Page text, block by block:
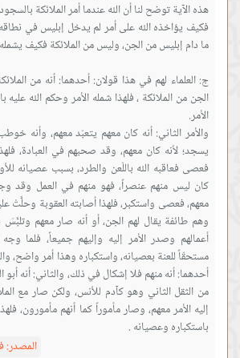
هذه الآية توضح لنا أن الله عندما أمر الملائكة
فكيف يؤاخذه الله على أمر لم يدخل إبليس في
ج: العلماء لهم في هذا قولان: أحدهما: أنه من
الجن من الملائكة ، فلهذا شمله الأمر وحكم الله عليه
والأمر الثاني: أنه كان معهم يتعبّد معهم، وأنه
يسجد؛ لأنه كان معهم، وقد صحبهم في العبادة،
فعصى فعاقبه الله باللّعن والطرد، بسبب عصيانه
كان ليس منهم عنصراً، فهو منهم في العمل وقد
معهم، فعصى واستكبر، فلهذا أصابته العقوبة وحلَّتْ
وهم طائفة يقال لهم الجن، أو أنه صار معهم
أعمالهم وصدر الأمر إليه وإليهم جميعاً، فلما
مستحقّاً للعنة بعصيانه، واستكباره وهذا أمر واضح،
أحدهما: أنه منهم فلا إشكال في ذلك، والثاني: أنه أبو
من الثقل الثاني وهو كآدم للأنس، ولكن صار مع
إليه الأمر معهم، وصار مأموراً كما أنهم مأمورون،
باستكباره وعصيانه .
المصدر: